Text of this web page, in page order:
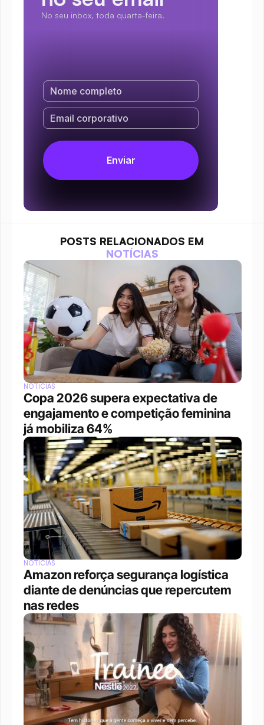
No seu inbox, toda quarta-feira.
POSTS RELACIONADOS EM
NOTÍCIAS
NOTÍCIAS
Copa 2026 supera expectativa de
engajamento e competição feminina
já mobiliza 64%
NOTÍCIAS
Amazon reforça segurança logística
diante de denúncias que repercutem
nas redes